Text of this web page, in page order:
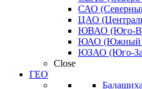
САО
ЦАО
ЮВАО (Юго-
ЮАО (Южный
ЮЗАО (Юго-
Close
ГЕО